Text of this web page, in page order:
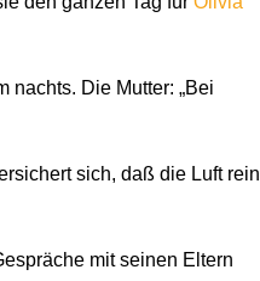
nachts. Die Mutter: „Bei
sich, daß die Luft rein
mit seinen Eltern